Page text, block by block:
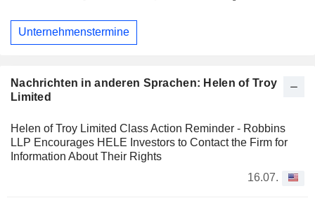
Nachrichten in anderen Sprachen: Helen of Troy
Limited
Helen of Troy Limited Class Action Reminder - Robbins
LLP Encourages HELE Investors to Contact the Firm for
Information About Their Rights
16.07.
Unternehmenstermine